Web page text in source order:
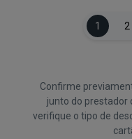
1 2
Confirme
junto do prestador
verifique o tipo de